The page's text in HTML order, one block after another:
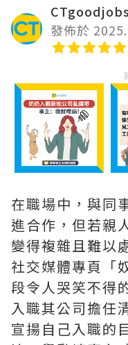
CTgoodjobs
發佈於
在職場中，與同
進合作，但若親
變得複雜且難以
社交媒體專頁「
段令人哭笑不得
入職其公司擔任
宣揚自己入職的